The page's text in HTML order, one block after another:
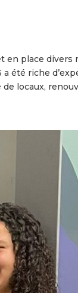
en place
été riche
locaux,